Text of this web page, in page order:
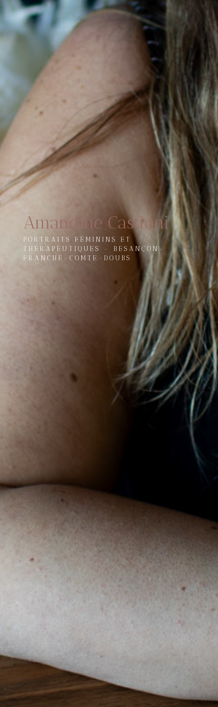
Amandine Castioni
PORTRAITS FÉMININS ET
THÉRAPEUTIQUES – BESANÇON-
FRANCHE-COMTE-DOUBS